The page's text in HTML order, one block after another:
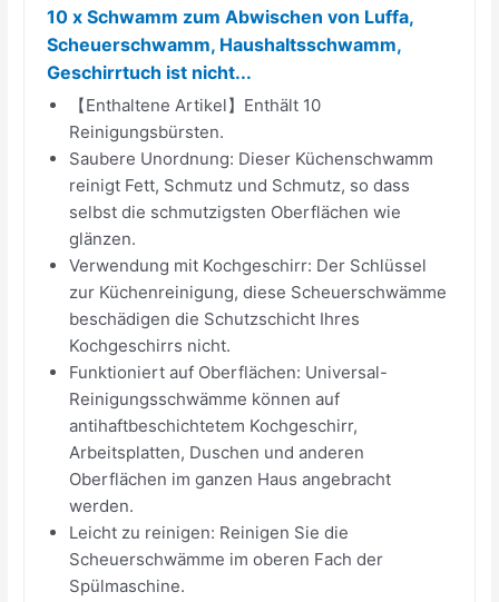
10 x Schwamm zum Abwischen von Luffa,
Scheuerschwamm, Haushaltsschwamm,
Geschirrtuch ist nicht...
【Enthaltene Artikel】Enthält 10
Reinigungsbürsten.
Saubere Unordnung: Dieser Küchenschwamm
reinigt Fett, Schmutz und Schmutz, so dass
selbst die schmutzigsten Oberflächen wie
glänzen.
Verwendung mit Kochgeschirr: Der Schlüssel
zur Küchenreinigung, diese Scheuerschwämme
beschädigen die Schutzschicht Ihres
Kochgeschirrs nicht.
Funktioniert auf Oberflächen: Universal-
Reinigungsschwämme können auf
antihaftbeschichtetem Kochgeschirr,
Arbeitsplatten, Duschen und anderen
Oberflächen im ganzen Haus angebracht
werden.
Leicht zu reinigen: Reinigen Sie die
Scheuerschwämme im oberen Fach der
Spülmaschine.